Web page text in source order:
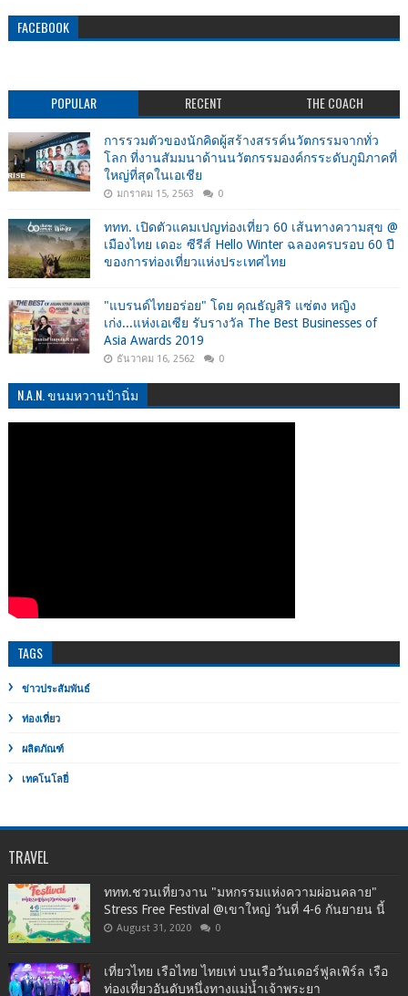
FACEBOOK
POPULAR RECENT THE COACH
การรวมตัวของนักคิดผู้สร้างสรรค์นวัตกรรมจากทั่ว
โลก ที่งานสัมมนาด้านนวัตกรรมองค์กรระดับภูมิภาคที่
ใหญ่ที่สุดในเอเชีย
มกราคม 15, 2563 0
ททท. เปิดตัวแคมเปญท่องเที่ยว 60 เส้นทางความสุข @
เมืองไทย เดอะ ซีรีส์ Hello Winter ฉลองครบรอบ 60 ปี
ของการท่องเที่ยวแห่งประเทศไทย
"แบรนด์ไทยอร่อย" โดย คุณธัญสิริ แซ่ตง หญิง
เก่ง...แห่งเอเซีย รับรางวัล The Best Businesses of
Asia Awards 2019
ธันวาคม 16, 2562 0
N.A.N. ขนมหวานป้านิ่ม
TAGS
ข่าวประสัมพันธ์
ท่องเที่ยว
ผลิตภัณฑ์
เทคโนโลยี่
TRAVEL
ททท.ชวนเที่ยวงาน "มหกรรมแห่งความผ่อนคลาย"
Stress Free Festival @เขาใหญ่ วันที่ 4-6 กันยายน นี้
August 31, 2020 0
เที่ยวไทย เรือไทย ไทยเท่ บนเรือวันเดอร์ฟูลเพิร์ล เรือ
ท่องเที่ยวอันดับหนึ่งทางแม่น้ำเจ้าพระยา